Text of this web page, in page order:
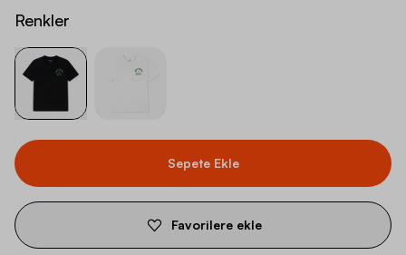
Renkler
Sepete Ekle
Favorilere ekle